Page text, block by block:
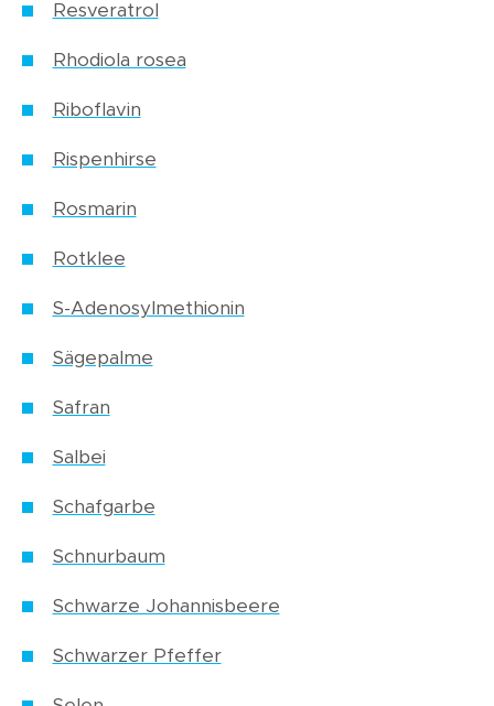
Resveratrol
Rhodiola rosea
Riboflavin
Rispenhirse
Rosmarin
Rotklee
S-Adenosylmethionin
Sägepalme
Safran
Salbei
Schafgarbe
Schnurbaum
Schwarze Johannisbeere
Schwarzer Pfeffer